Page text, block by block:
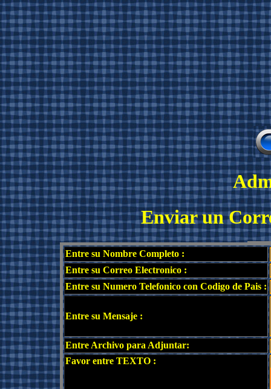
Enviar un
Entre su Nombre Completo :
Entre su Correo Electronico :
Entre su Numero Telefonico con Codigo de Pais :
Entre su Mensaje :
Entre Archivo para Adjuntar:
Favor entre TEXTO :